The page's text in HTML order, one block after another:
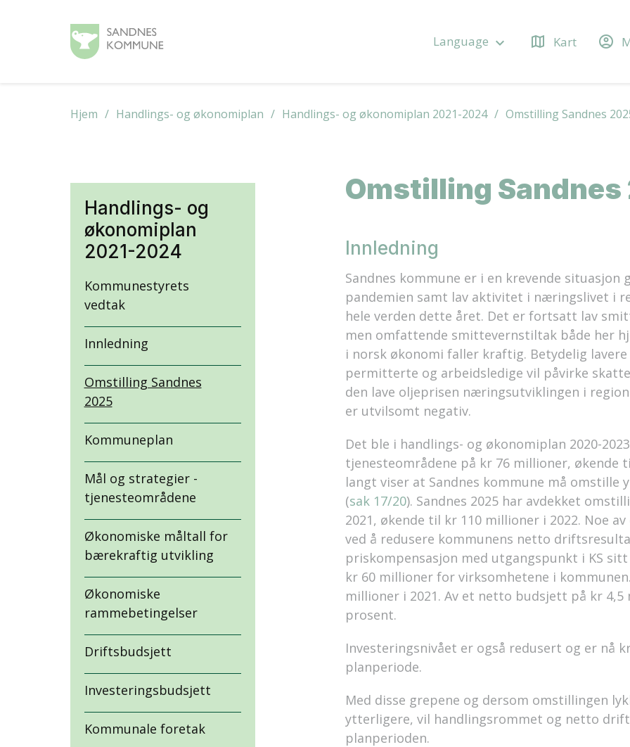
Language keyboard_arrow_down map Kart account_circle
Hjem Handlings- og økonomiplan Handlings- og økonomiplan 2021-2024 Omstilling Sandnes
Handlings- og
økonomiplan
2021-2024
Kommunestyrets
vedtak
Innledning
Omstilling Sandnes
2025
Kommuneplan
Mål og strategier -
tjenesteområdene
Økonomiske måltall for
bærekraftig utvikling
Økonomiske
rammebetingelser
Driftsbudsjett
Investeringsbudsjett
Kommunale foretak
Omstilling Sandnes
Innledning
Sandnes kommune er i en krevende
pandemien samt lav aktivitet i næringslivet i
hele verden dette året. Det er fortsatt lav
men omfattende smittevernstiltak både her
i norsk økonomi faller kraftig. Betydelig
permitterte og arbeidsledige vil påvirke
den lave oljeprisen næringsutviklingen i
er utvilsomt negativ.
Det ble i handlings- og økonomiplan 2020-
tjenesteområdene på kr 76 millioner, økende
langt viser at Sandnes kommune må
(sak 17/20). Sandnes 2025 har avdekket
2021, økende til kr 110 millioner i 2022. Noe
ved å redusere kommunens netto
priskompensasjon med utgangspunkt i KS
kr 60 millioner for virksomhetene i
millioner i 2021. Av et netto budsjett på kr
prosent.
Investeringsnivået er også redusert og er nå
planperiode.
Med disse grepene og dersom omstillingen
ytterligere, vil handlingsrommet og netto
planperioden.